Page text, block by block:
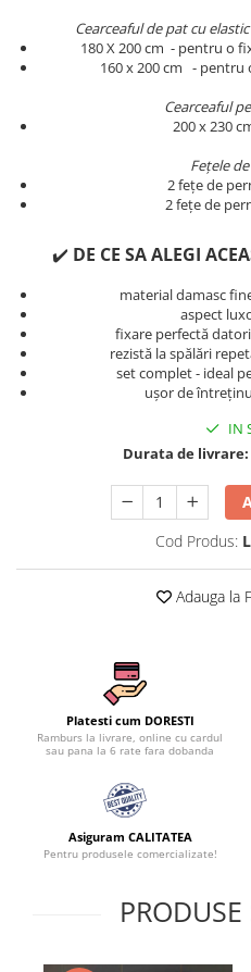
Set Lenjerie Pat Blanita Iepure,
Piese, Cu Pilota Inclusa
Lenjerii De Pat Premium
Set Lenjerie De Pat, 7 Piese, Cu
Pilota / Cuvertura Inclusa
Set Lenjerie De Pat Jacquard
11 Piese, Cuvertura Inclusa
Lenjerii De Pat, Finet Premium,
Lenjerii De Pat Damasc 1
Lenjerii De Pat, Imprimeu 3D, 1
Persoana
Cearceaful de pat cu
180 X 200 cm - pentru o
​​​​160 x 200 cm - pentru
Cearceaful
200 x 230
Fețele
2 fețe de
2 fețe de
✔️ DE CE SA ALEGI
material damasc
aspect
fixare perfectă
rezistă la spălări
set complet - ideal
ușor de
IN
Durata de livrare:
Cod Produs:
Adauga la
Platesti cum DORESTI
Ramburs la livrare, online cu cardul
sau pana la 6 rate fara dobanda
Asiguram CALITATEA
Pentru produsele comercializate!